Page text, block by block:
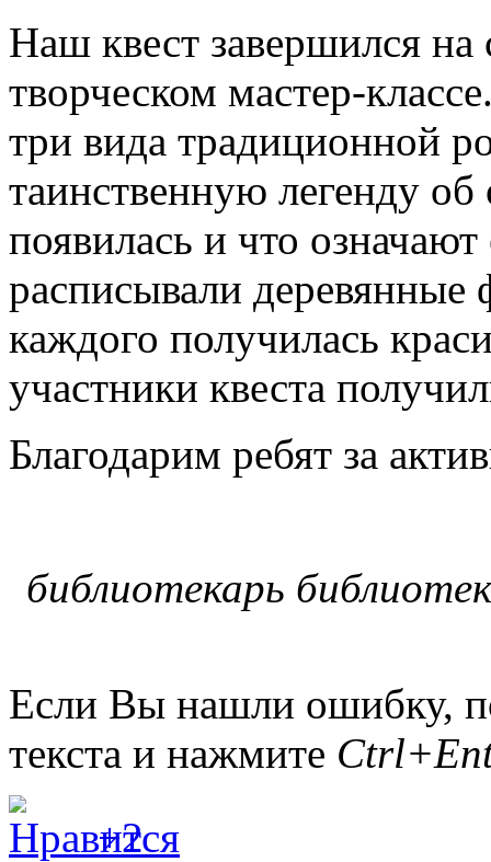
Наш квест завершился
творческом мастер-
три вида традиционной
таинственную легенду
появилась и что
расписывали
каждого получилась
участники квеста
Благодарим ребят за
библиотекарь
Если Вы нашли ошибку,
текста и нажмите
+2